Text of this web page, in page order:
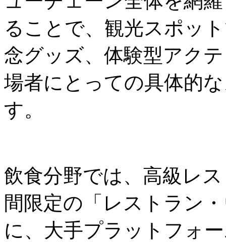
ることで、観光スポッ
念グッズ、体験型アク
場者にとっての具体的
す。
飲食分野では、高級レ
間限定の「レストラン
に、大手プラットフォ